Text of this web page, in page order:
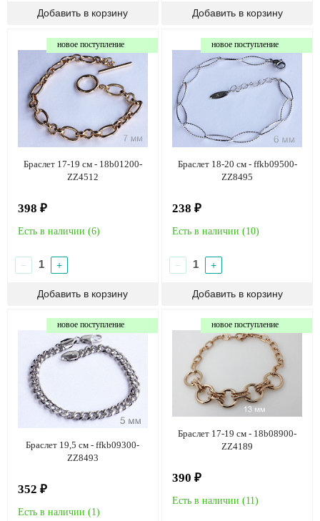
новое поступление
Браслет 17-19 см - 18b01200-
ZZ4512
398 ₽
Есть в наличии (6)
− +
новое поступление
Браслет 18-20 см - ffkb09500-
ZZ8495
238 ₽
Есть в наличии (10)
− +
новое поступление
Браслет 19,5 см - ffkb09300-
ZZ8493
352 ₽
Есть в наличии (1 )
новое поступление
Браслет 17-19 см - 18b08900-
ZZ4189
390 ₽
Есть в наличии (11)